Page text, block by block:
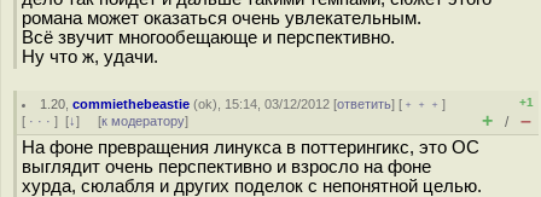
романа может оказаться очень увлекательным.
Всё звучит многообещающе и перспективно.
Ну что ж, удачи.
1.20 ,commiethebeastie (ok), 15:14, 03/12/2012 [ответить] [ ﹢﹢﹢]
[ · · · ] [↓] [к модератору]
+1
+ / –
На фоне превращения линукса в поттерингикс, это ОС
выглядит очень перспективно и взросло на фоне
хурда, сюлабля и других поделок с непонятной целью.